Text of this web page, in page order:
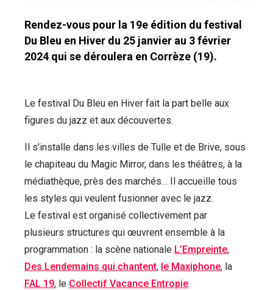
Rendez-vous pour la 19e édition du festival
Du Bleu en Hiver du 25 janvier au 3 février
2024 qui se déroulera en Corrèze (19).
Le festival Du Bleu en Hiver fait la part belle aux
figures du jazz et aux découvertes.
Il s’installe dans les villes de Tulle et de Brive, sous
le chapiteau du Magic Mirror, dans les théâtres, à la
médiathèque, près des marchés… Il accueille tous
les styles qui veulent fusionner avec le jazz.
Le festival est organisé collectivement par
plusieurs structures qui œuvrent ensemble à la
programmation : la scène nationale L’Empreinte,
Des Lendemains qui chantent, le Maxiphone, la
FAL 19, le Collectif Vacance Entropie.